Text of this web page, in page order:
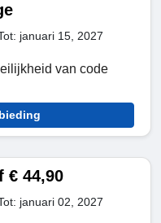
januari 15, 2027
van code
€ 44,90
januari 02, 2027